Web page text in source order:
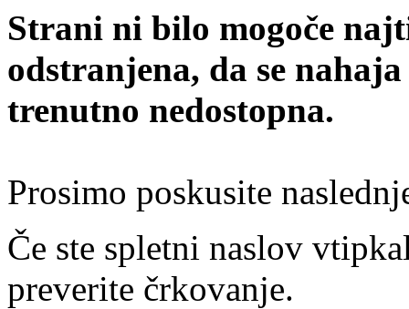
Strani ni bilo mogoče
odstranjena, da se
trenutno nedostopna.
Prosimo poskusite
Če ste spletni naslov
preverite črkovanje.